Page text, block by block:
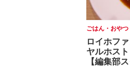
ごはん・おやつ
ロイホフ
ヤルホス
【編集部